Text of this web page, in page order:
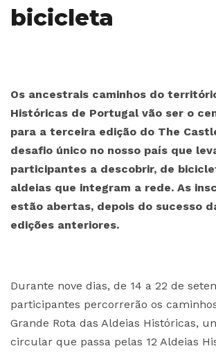
bicicleta
Os ancestrais caminhos do
Históricas de Portugal vão ser o
para a terceira edição do The
desafio único no nosso país que
participantes a descobrir, de
aldeias que integram a rede. As
estão abertas, depois do sucesso
edições anteriores.
Durante nove dias, de 14 a 22 de
participantes percorrerão os
Grande Rota das Aldeias Históricas,
circular que passa pelas 12 Aldeias